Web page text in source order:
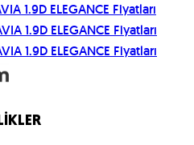
1.9D ELEGANCE Fiyatları
1.9D ELEGANCE Fiyatları
1.9D ELEGANCE Fiyatları